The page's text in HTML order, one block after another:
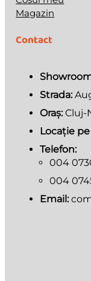
Magazin
Contact
Strada:
Oraș: Cluj-
Locație
Telefon:
004
004
Email: